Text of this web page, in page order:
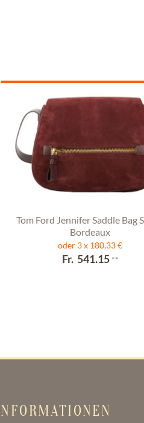
Tom Ford Jennifer Saddle Bag
Bordeaux
oder 3 x 180,33 €
Fr. 541.15**